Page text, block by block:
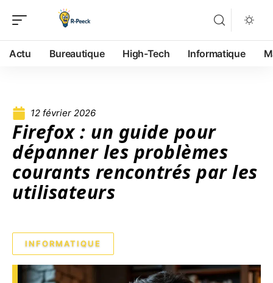
Actu Bureautique High-Tech Informatique
12 février 2026
Firefox : un guide pour
dépanner les problèmes
courants rencontrés par les
utilisateurs
INFORMATIQUE